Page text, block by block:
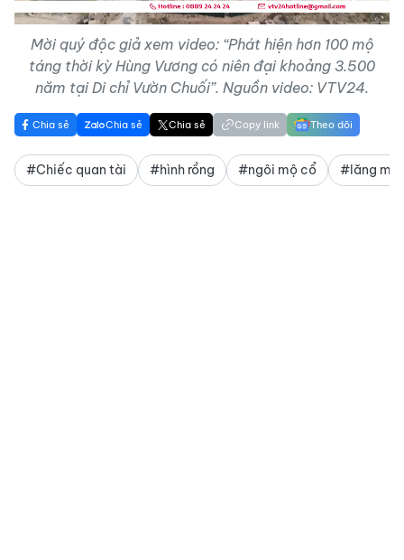
Mời quý độc giả xem video: “Phát hiện hơn 100 mộ
táng thời kỳ Hùng Vương có niên đại khoảng 3.500
năm tại Di chỉ Vườn Chuối”. Nguồn video: VTV24.
Chia sẻ Chia sẻ Chia sẻ Copy link Theo dõi
#Chiếc quan tài #hình rồng #ngôi mộ cổ #lăng mộ